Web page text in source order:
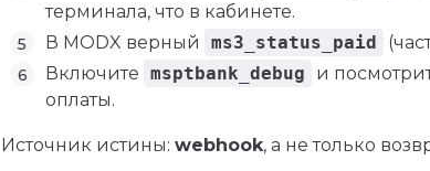
терминала, что в кабинете.
В MODX верный
ms3_status_paid
Включите msptbank_debug
и
оплаты.
Источник истины: webhook, а не только